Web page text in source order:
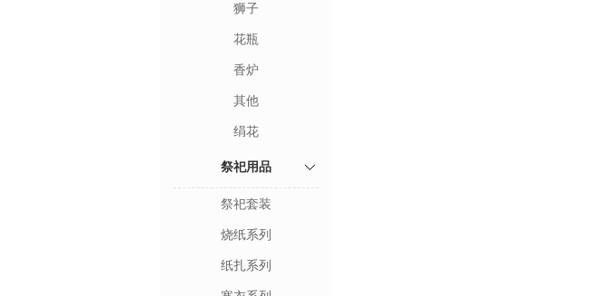
狮子
花瓶
香炉
其他
绢花
祭祀用品
祭祀套装
烧纸系列
纸扎系列